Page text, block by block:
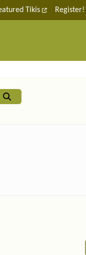
Tikis Register!